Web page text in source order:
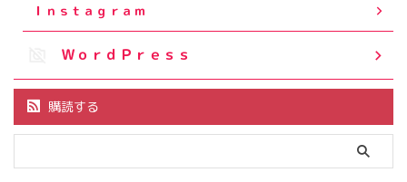
Ｉｎｓｔａｇｒａｍ
ＷｏｒｄＰｒｅｓｓ
購読する